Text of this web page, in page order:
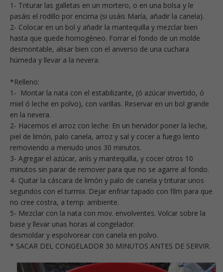
1- Triturar las galletas en un mortero, o en una bolsa y le
pasáis el rodillo por encima (si usáis María, añadir la canela).
2- Colocar en un bol y añadir la mantequilla y mezclar bien
hasta que quede homogéneo. Forrar el fondo de un molde
desmontable, alisar bien con el anverso de una cuchara
húmeda y llevar a la nevera.
*Relleno:
1- Montar la nata con el estabilizante, (ó azúcar invertido, ó
miel ó leche en polvo), con varillas. Reservar en un bol grande
en la nevera.
2- Hacemos el arroz con leche: En un hervidor poner la leche,
piel de limón, palo canela, arroz y sal y cocer a fuego lento
removiendo a menudo unos 30 minutos.
3- Agregar el azúcar, anís y mantequilla, y cocer otros 10
minutos sin parar de remover para que no se agarre al fondo.
4- Quitar la cáscara de limón y palo de canela y triturar unos
segundos con el turmix. Dejar enfriar tapado con film para que
no cree costra, a temp. ambiente.
5- Mezclar con la nata con mov. envolventes. Volcar sobre la
base y llevar unas horas al congelador.
desmoldar y espolvorear con canela en polvo.
* SACAR DEL CONGELADOR 30 MINUTOS ANTES DE SERVIR.